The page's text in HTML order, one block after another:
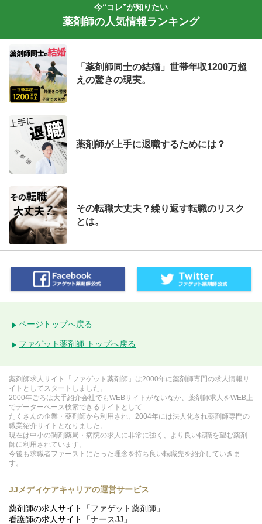
今“コレ”が知りたい
薬剤師の人気情報ランキング
「薬剤師同士の結婚」世帯年収1200万超
えの驚きの現実。
薬剤師が上手に退職するためには？
その転職大丈夫？繰り返す転職のリスク
とは。
ページトップへ戻る
ファゲット薬剤師 トップへ戻る
薬剤師求人サイト「ファゲット薬剤師」は2000年に薬剤師専門の求人情報サ
イトとしてスタートしました。
2000年ごろは大手紹介会社でもWEBサイトがないなか、薬剤師求人をWEB上
でデーターベース検索できるサイトとして
たくさんの企業・薬剤師から利用され、2004年には法人化され薬剤師専門の
職業紹介サイトとなりました。
現在は中小の調剤薬局・病院の求人に非常に強く、より良い転職を望む薬剤
師に利用されています。
今後も求職者ファーストにたった理念を持ち良い転職先を紹介していきま
す。
JJメディケアキャリアの運営サービス
薬剤師の求人サイト「ファゲット薬剤師 」
看護師の求人サイト「ナースJJ 」